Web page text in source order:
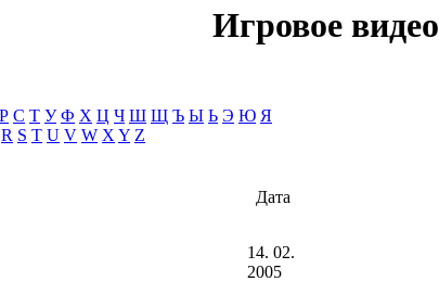
Игровое видео
Р С Т У Ф Х Ц Ч Ш Щ Ъ Ы Ь Э Ю Я
R S T U V W X Y Z
Дата
14. 02.
2005